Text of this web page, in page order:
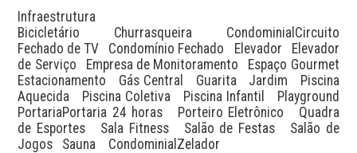
Infraestrutura
Bicicletário   Churrasqueira   CondominialCircuito
Fechado de TV   Condomínio Fechado   Elevador   Elevador
de Serviço   Empresa de Monitoramento   Espaço Gourmet
Estacionamento   Gás Central   Guarita   Jardim   Piscina
Aquecida   Piscina Coletiva   Piscina Infantil   Playground
PortariaPortaria 24 horas   Porteiro Eletrônico   Quadra
de Esportes   Sala Fitness   Salão de Festas   Salão de
Jogos   Sauna    CondominialZelador